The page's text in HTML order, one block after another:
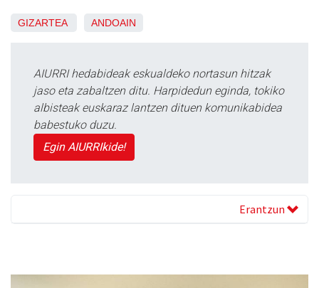
GIZARTEA ANDOAIN
AIURRI hedabideak eskualdeko nortasun hitzak
jaso eta zabaltzen ditu. Harpidedun eginda, tokiko
albisteak euskaraz lantzen dituen komunikabidea
babestuko duzu.
Egin AIURRIkide!
Erantzun